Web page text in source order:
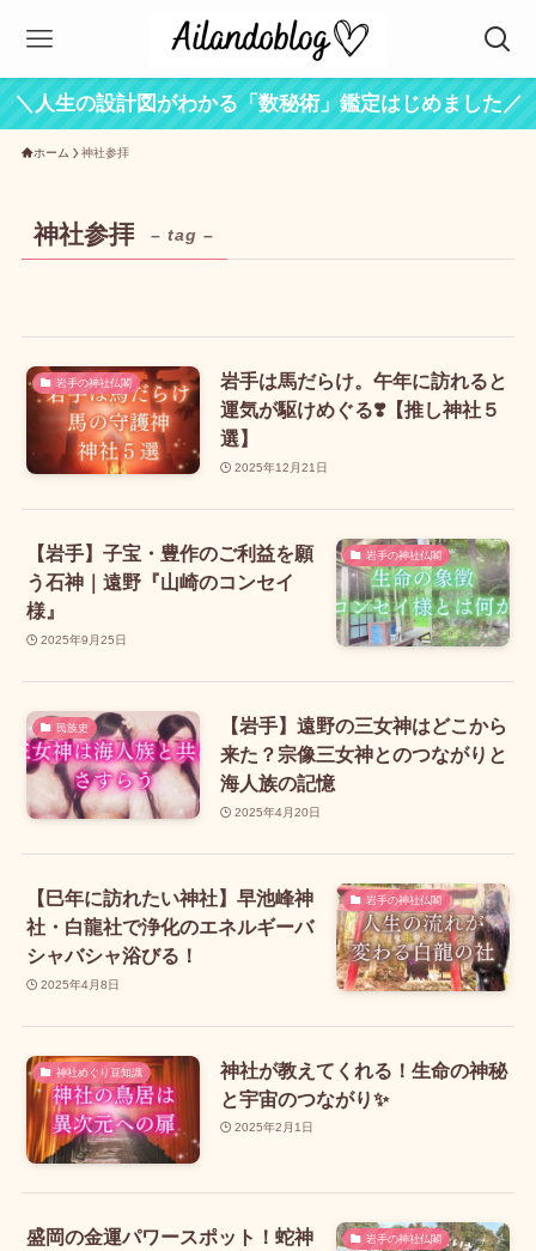
＼人生の設計図がわかる「数秘術」鑑定はじめました／
ホーム 神社参拝
神社参拝 – tag –
岩手の神社仏閣
岩手は馬だらけ。午年に訪れると
運気が駆けめぐる❣️【推し神社５
選】
2025年12月21日
岩手の神社仏閣
【岩手】子宝・豊作のご利益を願
う石神｜遠野『山崎のコンセイ
様』
2025年9月25日
民族史
【岩手】遠野の三女神はどこから
来た？宗像三女神とのつながりと
海人族の記憶
2025年4月20日
岩手の神社仏閣
【巳年に訪れたい神社】早池峰神
社・白龍社で浄化のエネルギーバ
シャバシャ浴びる！
2025年4月8日
神社めぐり豆知識
神社が教えてくれる！生命の神秘
と宇宙のつながり✨
2025年2月1日
岩手の神社仏閣
盛岡の金運パワースポット！蛇神